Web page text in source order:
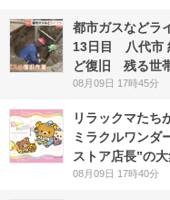
都市ガスなどラ
13日目 八代市
ど復旧 残る世
08月09日 17時45分
リラックマたち
ミラクルワン
ストア店長”の
08月09日 17時40分